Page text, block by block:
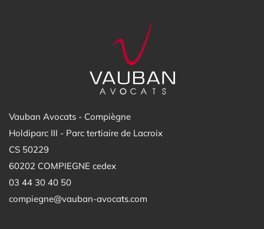
Vauban Avocats - Compiègne
Holdiparc III - Parc tertiaire de Lacroix
CS 50229
60202 COMPIEGNE cedex
03 44 30 40 50
compiegne@vauban-avocats.com